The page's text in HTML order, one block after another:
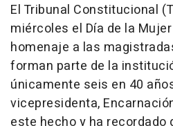
El Tribunal Constitucional
miércoles el Día de la
homenaje a las
forman parte de la
únicamente seis en 40
vicepresidenta,
este hecho y ha recordado